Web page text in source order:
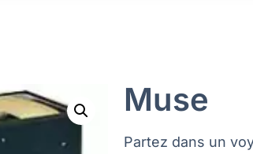
Muse
Partez dans un